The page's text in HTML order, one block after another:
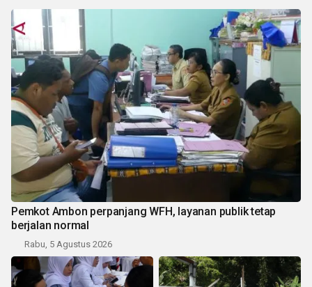
Pemkot Ambon perpanjang WFH, layanan publik tetap
berjalan normal
Rabu, 5 Agustus 2026